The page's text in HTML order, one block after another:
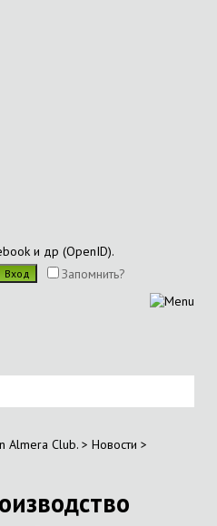
и др (OpenID).
Запомнить?
Almera Club. > Новости >